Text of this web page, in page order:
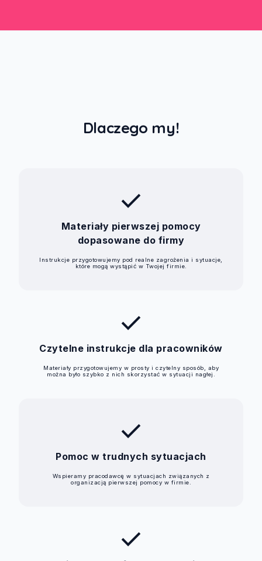
Dlaczego my!
check
Materiały pierwszej pomocy
dopasowane do firmy
Instrukcje przygotowujemy pod realne zagrożenia i sytuacje,
które mogą wystąpić w Twojej firmie.
check
Czytelne instrukcje dla pracowników
Materiały przygotowujemy w prosty i czytelny sposób, aby
można było szybko z nich skorzystać w sytuacji nagłej.
check
Pomoc w trudnych sytuacjach
Wspieramy pracodawcę w sytuacjach związanych z
organizacją pierwszej pomocy w firmie.
check